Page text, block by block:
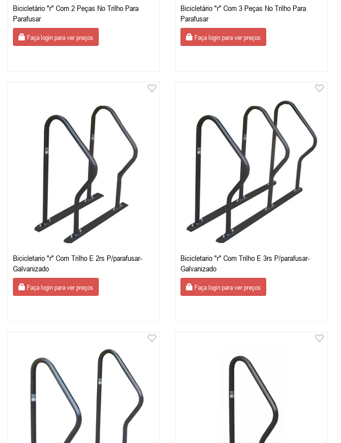
Bicicletário "r" Com 2 Peças No Trilho Para
Parafusar
Faça login para ver preços
Bicicletário "r" Com 3 Peças No Trilho Para
Parafusar
Faça login para ver preços
Bicicletario "r" Com Trilho E 2rs P/parafusar-
Galvanizado
Faça login para ver preços
Bicicletario "r" Com Trilho E 3rs P/parafusar-
Galvanizado
Faça login para ver preços